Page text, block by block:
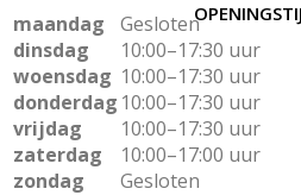
maandag
Gesloten
dinsdag
10:00–17:30 uur
woensdag 10:00–17:30 uur
donderdag 10:00–17:30 uur
vrijdag
10:00–17:30 uur
zaterdag
10:00–17:00 uur
zondag
Gesloten